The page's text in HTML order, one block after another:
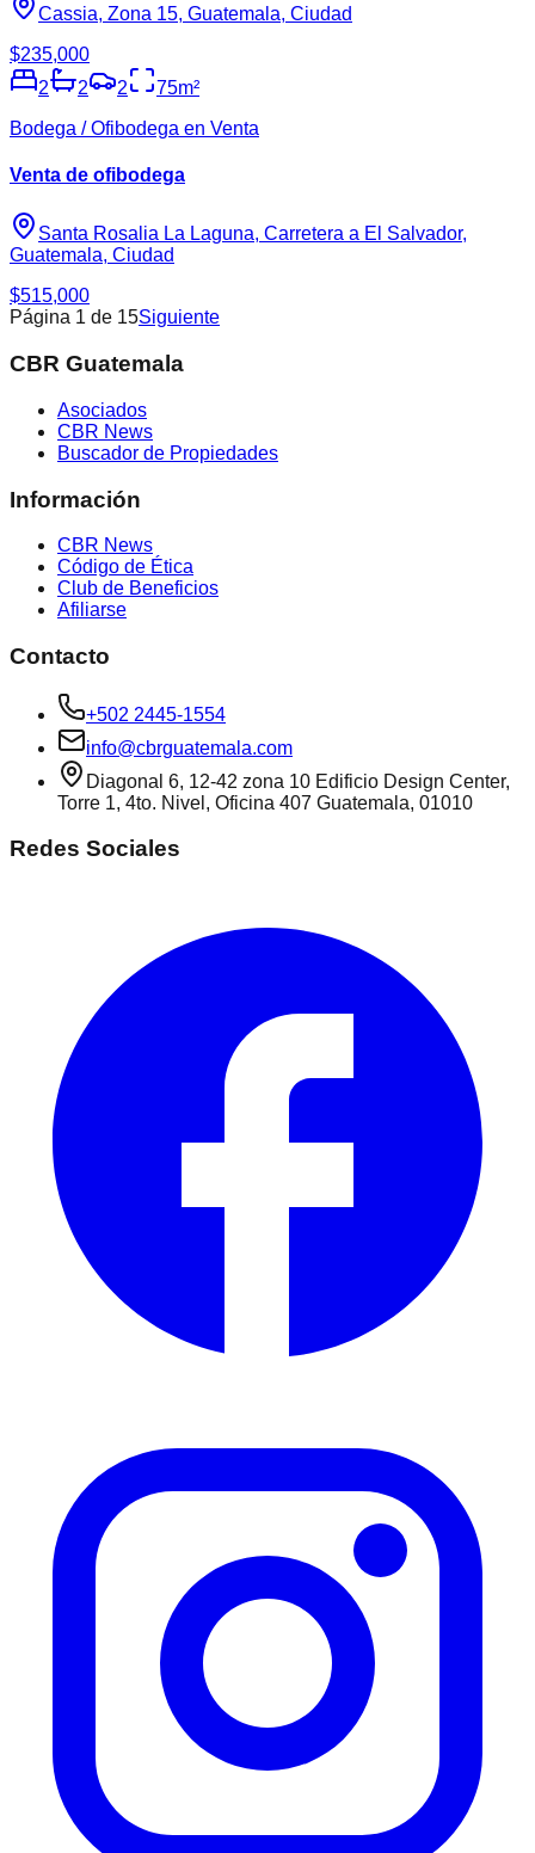
Cassia, Zona 15, Guatemala, Ciudad
$235,000
2
2 2 75m²
Bodega / Ofibodega en Venta
Venta de ofibodega
Santa Rosalia La Laguna, Carretera a El Salvador,
Guatemala, Ciudad
$515,000
Página 1 de 15Siguiente
CBR Guatemala
Asociados
CBR News
Buscador de Propiedades
Información
CBR News
Código de Ética
Club de Beneficios
Afiliarse
Contacto
+502 2445-1554
info@cbrguatemala.com
Diagonal 6, 12-42 zona 10 Edificio Design Center,
Torre 1, 4to. Nivel, Oficina 407 Guatemala, 01010
Redes Sociales